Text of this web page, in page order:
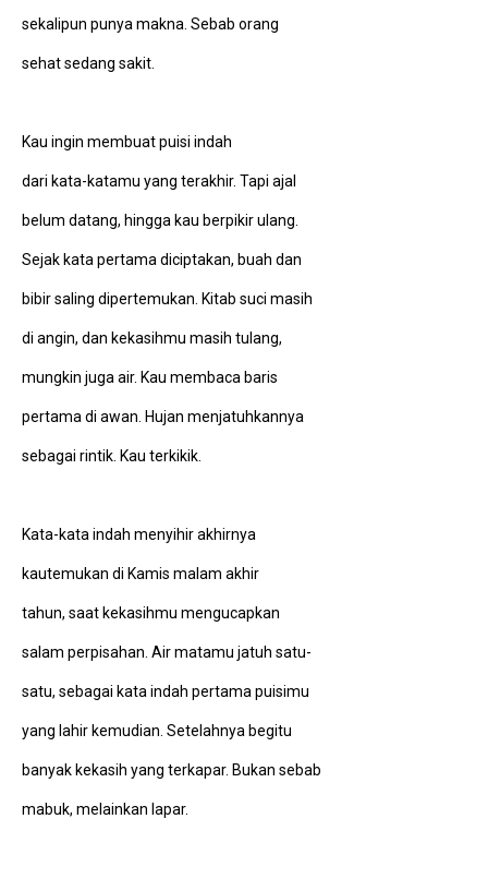
sekalipun punya makna. Sebab orang
sehat sedang sakit.
Kau ingin membuat puisi indah
dari kata-katamu yang terakhir. Tapi ajal
belum datang, hingga kau berpikir ulang.
Sejak kata pertama diciptakan, buah dan
bibir saling dipertemukan. Kitab suci masih
di angin, dan kekasihmu masih tulang,
mungkin juga air. Kau membaca baris
pertama di awan. Hujan menjatuhkannya
sebagai rintik. Kau terkikik.
Kata-kata indah menyihir akhirnya
kautemukan di Kamis malam akhir
tahun, saat kekasihmu mengucapkan
salam perpisahan. Air matamu jatuh satu-
satu, sebagai kata indah pertama puisimu
yang lahir kemudian. Setelahnya begitu
banyak kekasih yang terkapar. Bukan sebab
mabuk, melainkan lapar.